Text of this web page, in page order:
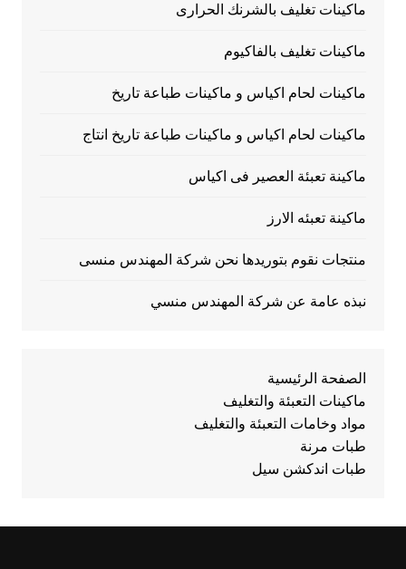
ماكينات تغليف بالشرنك الحرارى
ماكينات تغليف بالفاكيوم
ماكينات لحام اكياس و ماكينات طباعة تاريخ
ماكينات لحام اكياس و ماكينات طباعة تاريخ انتاج
ماكينة تعبئة العصير فى اكياس
ماكينة تعبئه الارز
منتجات نقوم بتوريدها نحن شركة المهندس منسى
نبذه عامة عن شركة المهندس منسي
الصفحة الرئيسية
ماكينات التعبئة والتغليف
مواد وخامات التعبئة والتغليف
طبات مرنة
طبات اندكشن سيل